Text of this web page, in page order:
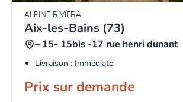
ALPINE RIVIERA
Aix-les-Bains (73)
– 15- 15bis -17 rue henri dunant
Livraison : Immédiate
Prix sur demande